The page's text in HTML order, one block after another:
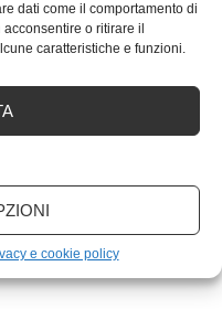
dati come il comportamento di
o ritirare il
caratteristiche e funzioni.
e cookie policy